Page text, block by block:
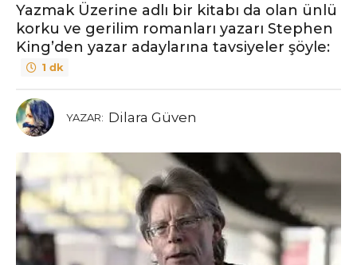
ö
n
c
y
ı
n
c
e
Yazmak Üzerine adlı bir kitabı da olan ünlü
korku ve gerilim romanları yazarı Stephen
King’den yazar adaylarına tavsiyeler şöyle:
1 dk
YAZAR: Dilara Güven